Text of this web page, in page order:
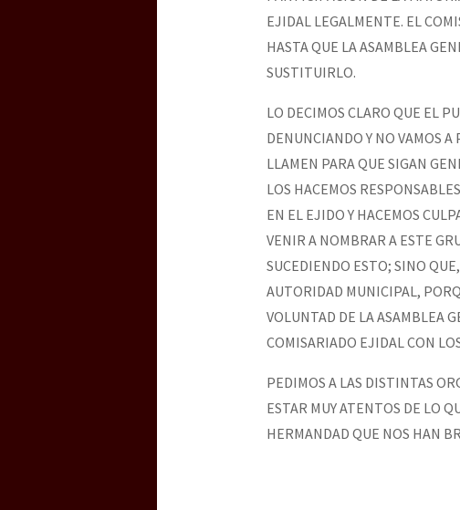
EJIDAL LEGALMENTE. EL
HASTA QUE LA ASAMBLEA
SUSTITUIRLO.
LO DECIMOS CLARO QUE EL
DENUNCIANDO Y NO VAMOS A
LLAMEN PARA QUE SIGAN
LOS HACEMOS
EN EL EJIDO Y HACEMOS
VENIR A NOMBRAR A ESTE
SUCEDIENDO ESTO; SINO
AUTORIDAD MUNICIPAL,
VOLUNTAD DE LA ASAMBLEA
COMISARIADO EJIDAL CON
PEDIMOS A LAS DISTINTAS
ESTAR MUY ATENTOS DE LO
HERMANDAD QUE NOS HAN